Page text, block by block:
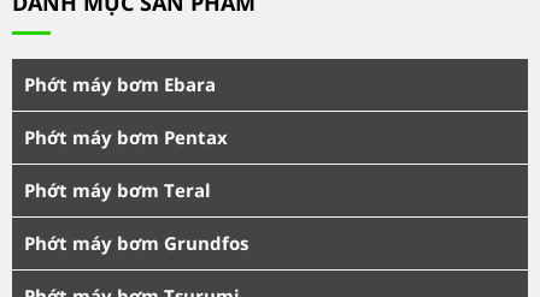
Phớt máy bơm Ebara
Phớt máy bơm Pentax
Phớt máy bơm Teral
Phớt máy bơm Grundfos